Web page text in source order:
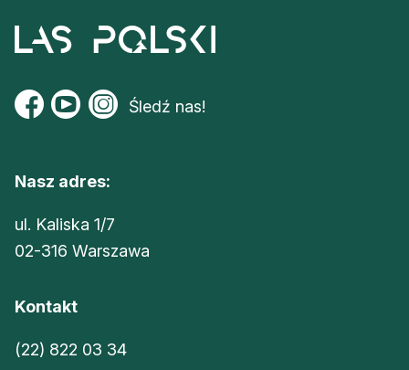
Śledź nas!
Nasz adres:
ul. Kaliska 1/7
02-316 Warszawa
Kontakt
(22) 822 03 34